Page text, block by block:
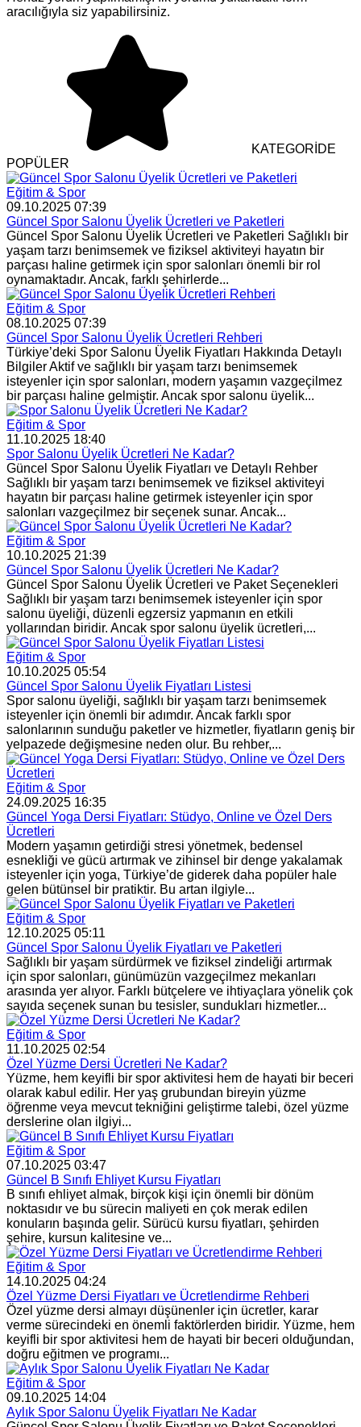
aracılığıyla siz yapabilirsiniz.
KATEGORİDE
POPÜLER
Eğitim & Spor
09.10.2025 07:39
Güncel Spor Salonu Üyelik Ücretleri ve Paketleri
Güncel Spor Salonu Üyelik Ücretleri ve Paketleri Sağlıklı bir
yaşam tarzı benimsemek ve fiziksel aktiviteyi hayatın bir
parçası haline getirmek için spor salonları önemli bir rol
oynamaktadır. Ancak, farklı şehirlerde...
Eğitim & Spor
08.10.2025 07:39
Güncel Spor Salonu Üyelik Ücretleri Rehberi
Türkiye’deki Spor Salonu Üyelik Fiyatları Hakkında Detaylı
Bilgiler Aktif ve sağlıklı bir yaşam tarzı benimsemek
isteyenler için spor salonları, modern yaşamın vazgeçilmez
bir parçası haline gelmiştir. Ancak spor salonu üyelik...
Eğitim & Spor
11.10.2025 18:40
Spor Salonu Üyelik Ücretleri Ne Kadar?
Güncel Spor Salonu Üyelik Fiyatları ve Detaylı Rehber
Sağlıklı bir yaşam tarzı benimsemek ve fiziksel aktiviteyi
hayatın bir parçası haline getirmek isteyenler için spor
salonları vazgeçilmez bir seçenek sunar. Ancak...
Eğitim & Spor
10.10.2025 21:39
Güncel Spor Salonu Üyelik Ücretleri Ne Kadar?
Güncel Spor Salonu Üyelik Ücretleri ve Paket Seçenekleri
Sağlıklı bir yaşam tarzı benimsemek isteyenler için spor
salonu üyeliği, düzenli egzersiz yapmanın en etkili
yollarından biridir. Ancak spor salonu üyelik ücretleri,...
Eğitim & Spor
10.10.2025 05:54
Güncel Spor Salonu Üyelik Fiyatları Listesi
Spor salonu üyeliği, sağlıklı bir yaşam tarzı benimsemek
isteyenler için önemli bir adımdır. Ancak farklı spor
salonlarının sunduğu paketler ve hizmetler, fiyatların geniş bir
yelpazede değişmesine neden olur. Bu rehber,...
Eğitim & Spor
24.09.2025 16:35
Güncel Yoga Dersi Fiyatları: Stüdyo, Online ve Özel Ders
Ücretleri
Modern yaşamın getirdiği stresi yönetmek, bedensel
esnekliği ve gücü artırmak ve zihinsel bir denge yakalamak
isteyenler için yoga, Türkiye’de giderek daha popüler hale
gelen bütünsel bir pratiktir. Bu artan ilgiyle...
Eğitim & Spor
12.10.2025 05:11
Güncel Spor Salonu Üyelik Fiyatları ve Paketleri
Sağlıklı bir yaşam sürdürmek ve fiziksel zindeliği artırmak
için spor salonları, günümüzün vazgeçilmez mekanları
arasında yer alıyor. Farklı bütçelere ve ihtiyaçlara yönelik çok
sayıda seçenek sunan bu tesisler, sundukları hizmetler...
Eğitim & Spor
11.10.2025 02:54
Özel Yüzme Dersi Ücretleri Ne Kadar?
Yüzme, hem keyifli bir spor aktivitesi hem de hayati bir beceri
olarak kabul edilir. Her yaş grubundan bireyin yüzme
öğrenme veya mevcut tekniğini geliştirme talebi, özel yüzme
derslerine olan ilgiyi...
Eğitim & Spor
07.10.2025 03:47
Güncel B Sınıfı Ehliyet Kursu Fiyatları
B sınıfı ehliyet almak, birçok kişi için önemli bir dönüm
noktasıdır ve bu sürecin maliyeti en çok merak edilen
konuların başında gelir. Sürücü kursu fiyatları, şehirden
şehire, kursun kalitesine ve...
Eğitim & Spor
14.10.2025 04:24
Özel Yüzme Dersi Fiyatları ve Ücretlendirme Rehberi
Özel yüzme dersi almayı düşünenler için ücretler, karar
verme sürecindeki en önemli faktörlerden biridir. Yüzme, hem
keyifli bir spor aktivitesi hem de hayati bir beceri olduğundan,
doğru eğitmen ve programı...
Eğitim & Spor
09.10.2025 14:04
Aylık Spor Salonu Üyelik Fiyatları Ne Kadar